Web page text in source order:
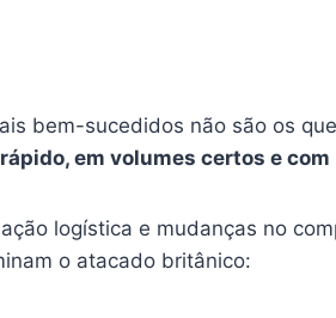
bem-sucedidos não são os
em volumes certos e
logística e mudanças no
o atacado britânico: